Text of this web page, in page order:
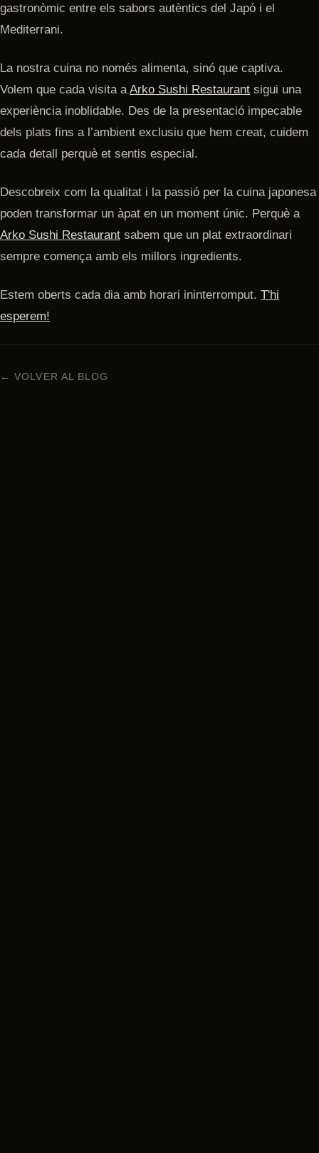
gastronòmic entre els sabors autèntics del Japó i el
Mediterrani.
La nostra cuina no només alimenta, sinó que captiva.
Volem que cada visita a Arko Sushi Restaurant sigui una
experiència inoblidable. Des de la presentació impecable
dels plats fins a l’ambient exclusiu que hem creat, cuidem
cada detall perquè et sentis especial.
Descobreix com la qualitat i la passió per la cuina japonesa
poden transformar un àpat en un moment únic. Perquè a
Arko Sushi Restaurant sabem que un plat extraordinari
sempre comença amb els millors ingredients.
Estem oberts cada dia amb horari ininterromput. T'hi
esperem!
← VOLVER AL BLOG